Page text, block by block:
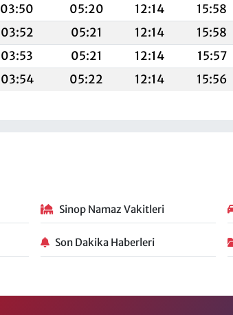
03:50 05:20 12:14 15:58
03:52 05:21 12:14 15:58
03:53 05:21 12:14 15:57
03:54 05:22 12:14 15:56
Sinop Namaz Vakitleri
Son Dakika Haberleri